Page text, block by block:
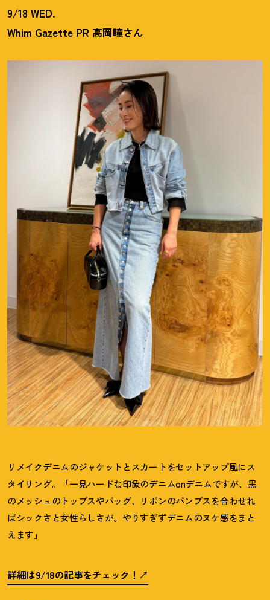
9/18 WED.
Whim Gazette PR 高岡瞳さん
リメイクデニムのジャケットとスカートをセットアップ風にス
タイリング。「一見ハードな印象のデニムonデニムですが、黒
のメッシュのトップスやバッグ、リボンのパンプスを合わせれ
ばシックさと女性らしさが。やりすぎずデニムのヌケ感をまと
えます」
詳細は9/18の記事をチェック ！